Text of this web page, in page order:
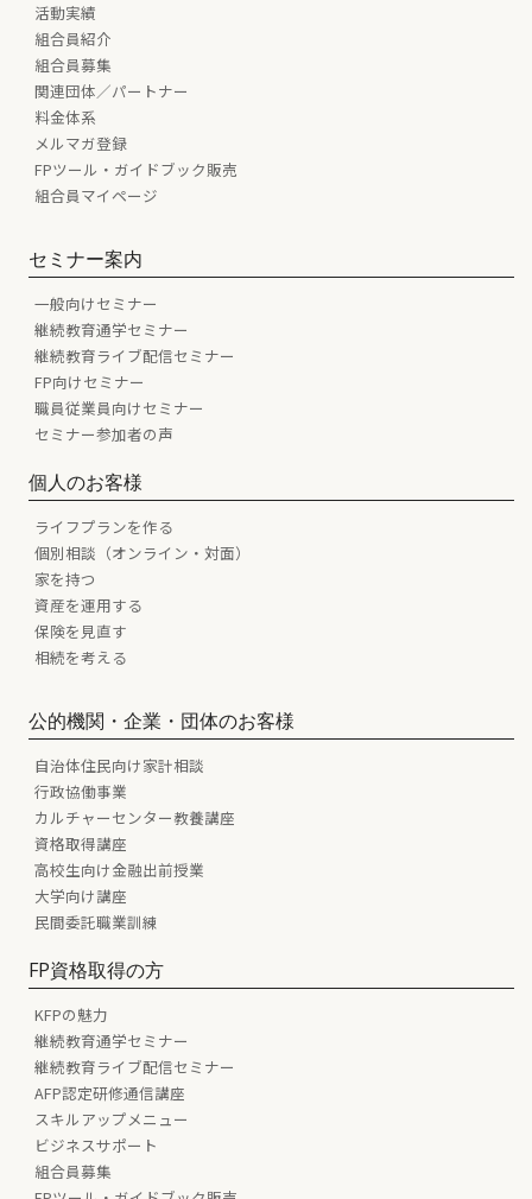
活動実績
組合員紹介
組合員募集
関連団体／パートナー
料金体系
メルマガ登録
FPツール・ガイドブック販売
組合員マイページ
セミナー案内
一般向けセミナー
継続教育通学セミナー
継続教育ライブ配信セミナー
FP向けセミナー
職員従業員向けセミナー
セミナー参加者の声
個人のお客様
ライフプランを作る
個別相談（オンライン・対面）
家を持つ
資産を運用する
保険を見直す
相続を考える
公的機関・企業・団体のお客様
自治体住民向け家計相談
行政協働事業
カルチャーセンター教養講座
資格取得講座
高校生向け金融出前授業
大学向け講座
民間委託職業訓練
FP資格取得の方
KFPの魅力
継続教育通学セミナー
継続教育ライブ配信セミナー
AFP認定研修通信講座
スキルアップメニュー
ビジネスサポート
組合員募集